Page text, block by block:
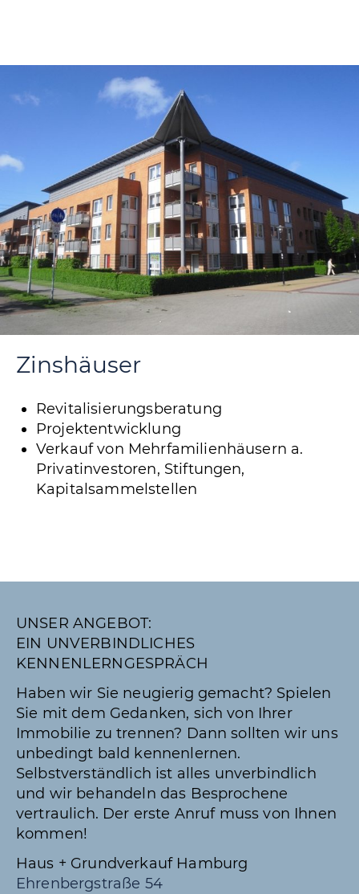
Zinshäuser
Revitalisierungsberatung
Projektentwicklung
Verkauf von Mehrfamilienhäusern a.
Privatinvestoren, Stiftungen,
Kapitalsammelstellen
UNSER ANGEBOT:
EIN UNVERBINDLICHES
KENNENLERNGESPRÄCH
Haben wir Sie neugierig gemacht? Spielen
Sie mit dem Gedanken, sich von Ihrer
Immobilie zu trennen? Dann sollten wir uns
unbedingt bald kennenlernen.
Selbstverständlich ist alles unverbindlich
und wir behandeln das Besprochene
vertraulich. Der erste Anruf muss von Ihnen
kommen!
Haus + Grundverkauf Hamburg
Ehrenbergstraße 54